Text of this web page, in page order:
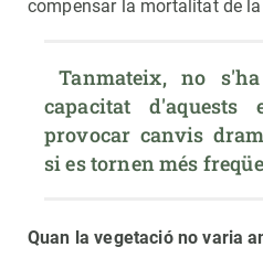
compensar la mortalitat de
Tanmateix, no s'ha de subestimar la
capacitat d'aquests
provocar canvis
si es tornen més
Quan la vegetació no varia